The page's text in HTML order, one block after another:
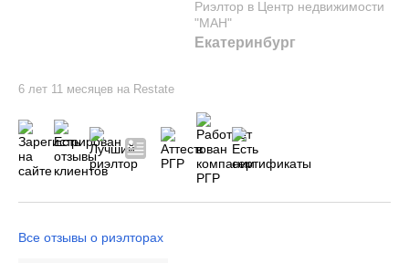
Риэлтор в Центр недвижимости
"МАН"
Екатеринбург
6 лет 11 месяцев на Restate
Все отзывы о риэлторах